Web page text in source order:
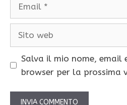
Salva il mio nome, email
browser per la prossima